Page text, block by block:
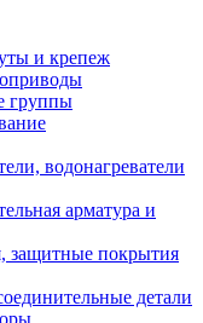
и крепеж
группы
водонагреватели
арматура и
защитные покрытия
детали